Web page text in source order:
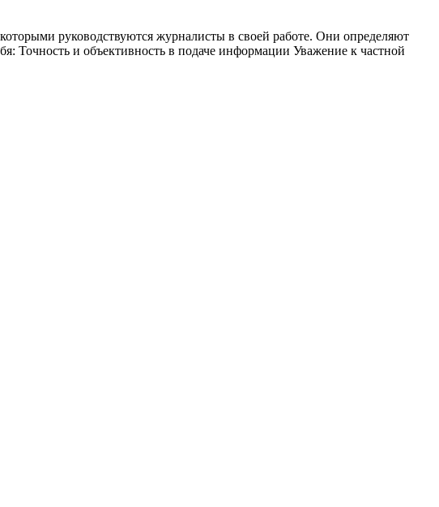
руководствуются журналисты в своей работе. Они определяют
Точность и объективность в подаче информации Уважение к частной